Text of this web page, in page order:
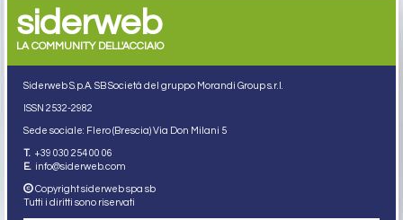
siderweb
LA COMMUNITY DELL'ACCIAIO
Siderweb S.p.A. SB Società del gruppo Morandi Group s.r.l.
ISSN 2532-2982
Sede sociale: Flero (Brescia) Via Don Milani 5
T. +39 030 254 00 06
E. info@siderweb.com
Copyright siderweb spa sb
Tutti i diritti sono riservati